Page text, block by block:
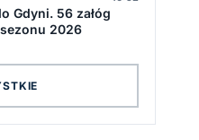
Gdyni. 56 załóg
2026